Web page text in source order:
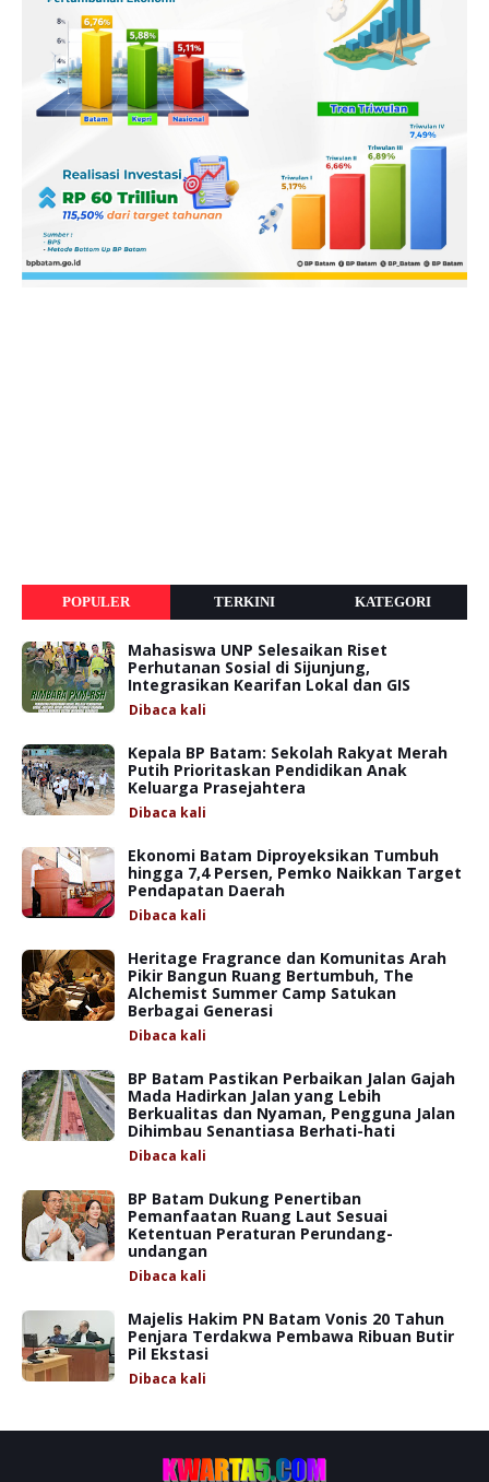
POPULER TERKINI KATEGORI
Mahasiswa UNP Selesaikan Riset
Perhutanan Sosial di Sijunjung,
Integrasikan Kearifan Lokal dan GIS
Dibaca kali
Kepala BP Batam: Sekolah Rakyat Merah
Putih Prioritaskan Pendidikan Anak
Keluarga Prasejahtera
Dibaca kali
Ekonomi Batam Diproyeksikan Tumbuh
hingga 7,4 Persen, Pemko Naikkan Target
Pendapatan Daerah
Dibaca kali
Heritage Fragrance dan Komunitas Arah
Pikir Bangun Ruang Bertumbuh, The
Alchemist Summer Camp Satukan
Berbagai Generasi
Dibaca kali
BP Batam Pastikan Perbaikan Jalan Gajah
Mada Hadirkan Jalan yang Lebih
Berkualitas dan Nyaman, Pengguna Jalan
Dihimbau Senantiasa Berhati-hati
Dibaca kali
BP Batam Dukung Penertiban
Pemanfaatan Ruang Laut Sesuai
Ketentuan Peraturan Perundang-
undangan
Dibaca kali
Majelis Hakim PN Batam Vonis 20 Tahun
Penjara Terdakwa Pembawa Ribuan Butir
Pil Ekstasi
Dibaca kali